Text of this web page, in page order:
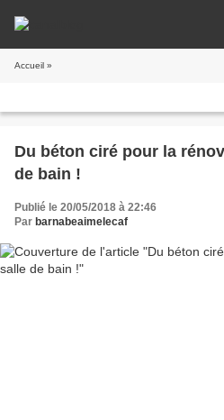
Accueil »
Du béton ciré pour la
de bain !
Publié le 20/05/2018 à 22:46
Par barnabeaimelecaf